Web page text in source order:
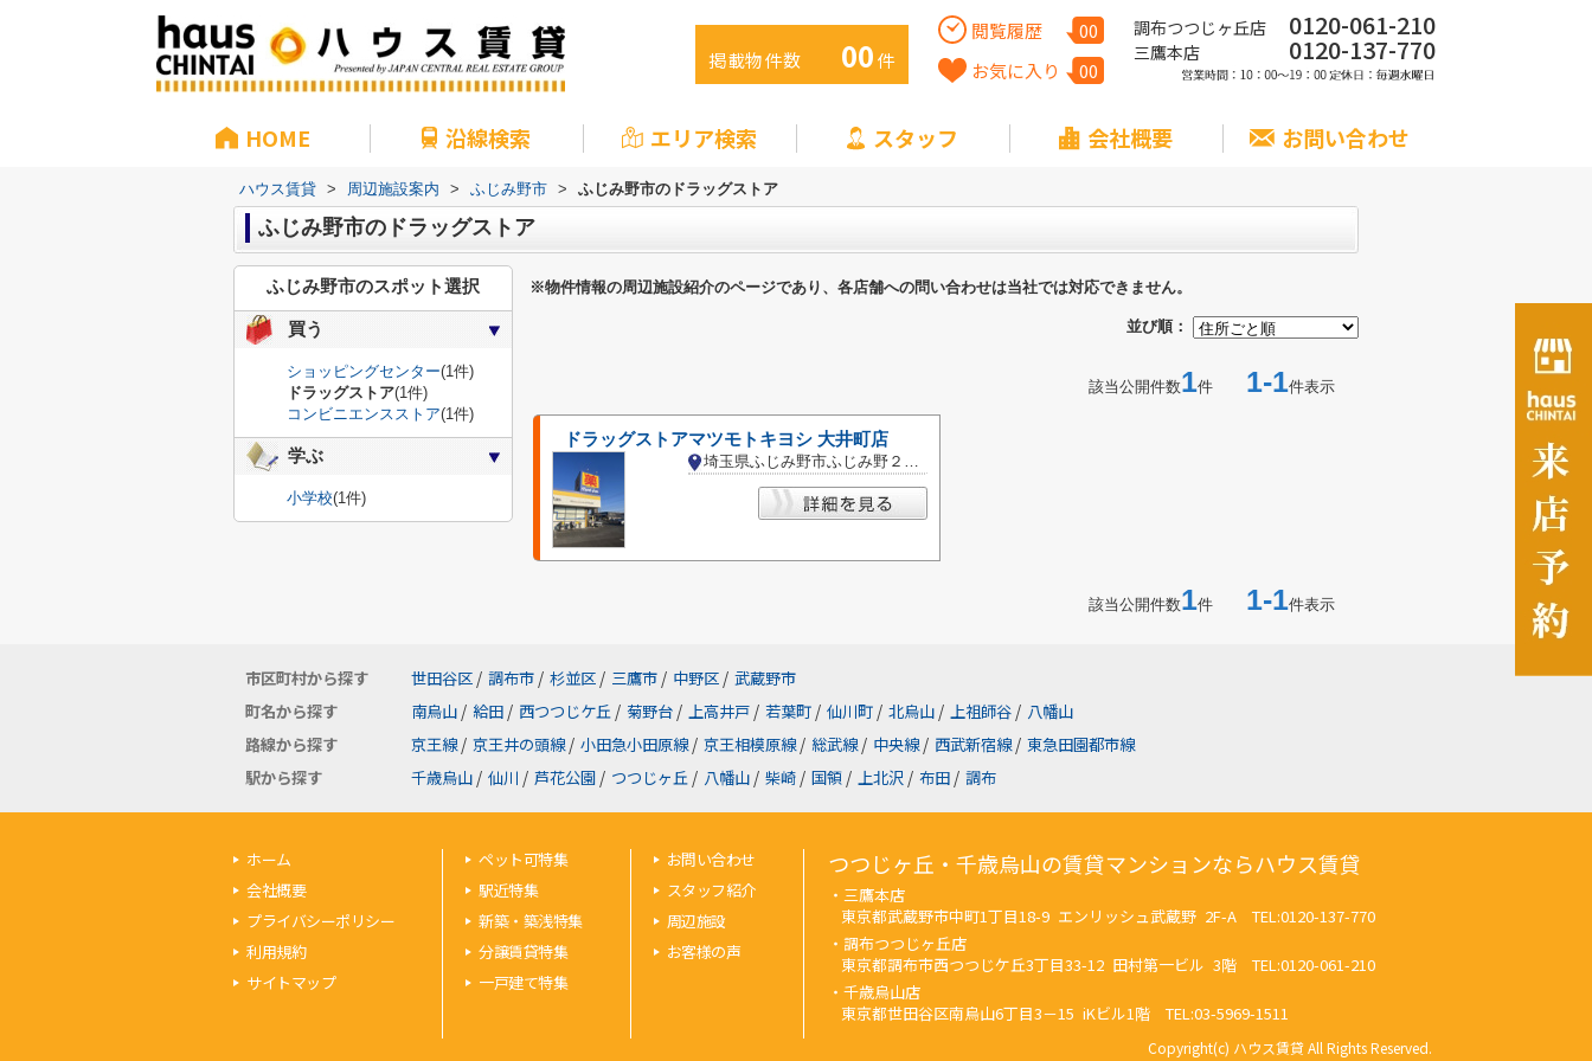
掲載物件数 00件
閲覧履歴
00
お気に入り
00
調布つつじヶ丘店 0120-061-210
三鷹本店 0120-137-770
HOME 沿線検索 エリア検索 スタッフ 会社概要 お問い合わせ
ハウス賃貸 > 周辺施設案内 > ふじみ野市 > ふじみ野市のドラッグストア
ふじみ野市のドラッグストア
※物件情報の周辺施設紹介のページであり、各店舗への問い合わせは当社では対応できません。
並び順：
該当公開件数1件 1-1件表示
ドラッグストアマツモトキヨシ 大井町店
埼玉県ふじみ野市ふじみ野２丁目
該当公開件数1件 1-1件表示
ふじみ野市のスポット選択
買う
ショッピングセンター(1件)
ドラッグストア(1件)
コンビニエンスストア(1件)
学ぶ
小学校(1件)
市区町村から探す 世田谷区 / 調布市 / 杉並区 / 三鷹市 / 中野区 / 武蔵野市
町名から探す
南烏山 / 給田 / 西つつじケ丘 / 菊野台 / 上高井戸 / 若葉町 / 仙川町 / 北烏山 / 上祖師谷 / 八幡山
路線から探す
京王線 / 京王井の頭線 / 小田急小田原線 / 京王相模原線 / 総武線 / 中央線 / 西武新宿線 / 東急田園都市線
駅から探す
千歳烏山 / 仙川 / 芦花公園 / つつじヶ丘 / 八幡山 / 柴崎 / 国領 / 上北沢 / 布田 / 調布
ホーム
会社概要
プライバシーポリシー
利用規約
サイトマップ
ペット可特集
駅近特集
新築・築浅特集
分譲賃貸特集
一戸建て特集
お問い合わせ
スタッフ紹介
周辺施設
お客様の声
つつじヶ丘・千歳烏山の賃貸マンションならハウス賃貸
・三鷹本店
東京都武蔵野市中町1丁目18-9 エンリッシュ武蔵野 2F-A TEL:0120-137-770
・調布つつじヶ丘店
東京都調布市西つつじケ丘3丁目33-12 田村第一ビル 3階 TEL:0120-061-210
・千歳烏山店
東京都世田谷区南烏山6丁目3－15 iKビル1階 TEL:03-5969-1511
Copyright(c) ハウス賃貸 All Rights Reserved.